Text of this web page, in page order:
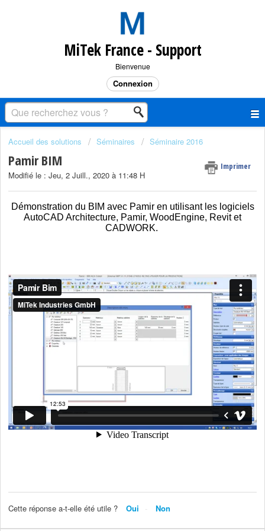
MiTek France - Support
Bienvenue
Connexion
Accueil des solutions Séminaires Séminaire 2016
Pamir BIM Imprimer
Modifié le : Jeu, 2 Juill., 2020 à 11:48 H
Démonstration du BIM avec Pamir en utilisant les logiciels
AutoCAD Architecture, Pamir, WoodEngine, Revit et
CADWORK.
Cette réponse a-t-elle été utile ? Oui Non